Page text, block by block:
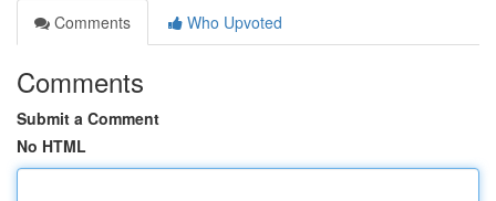
Comments
Who Upvoted
Comments
Submit a Comment
No HTML